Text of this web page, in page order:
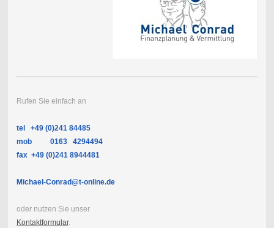
Rufen Sie einfach an
tel +49 (0)241 84485
mob 0163 4294494
fax +49 (0)241 8944481
Michael-Conrad@t-online.de
oder nutzen Sie unser
Kontaktformular.